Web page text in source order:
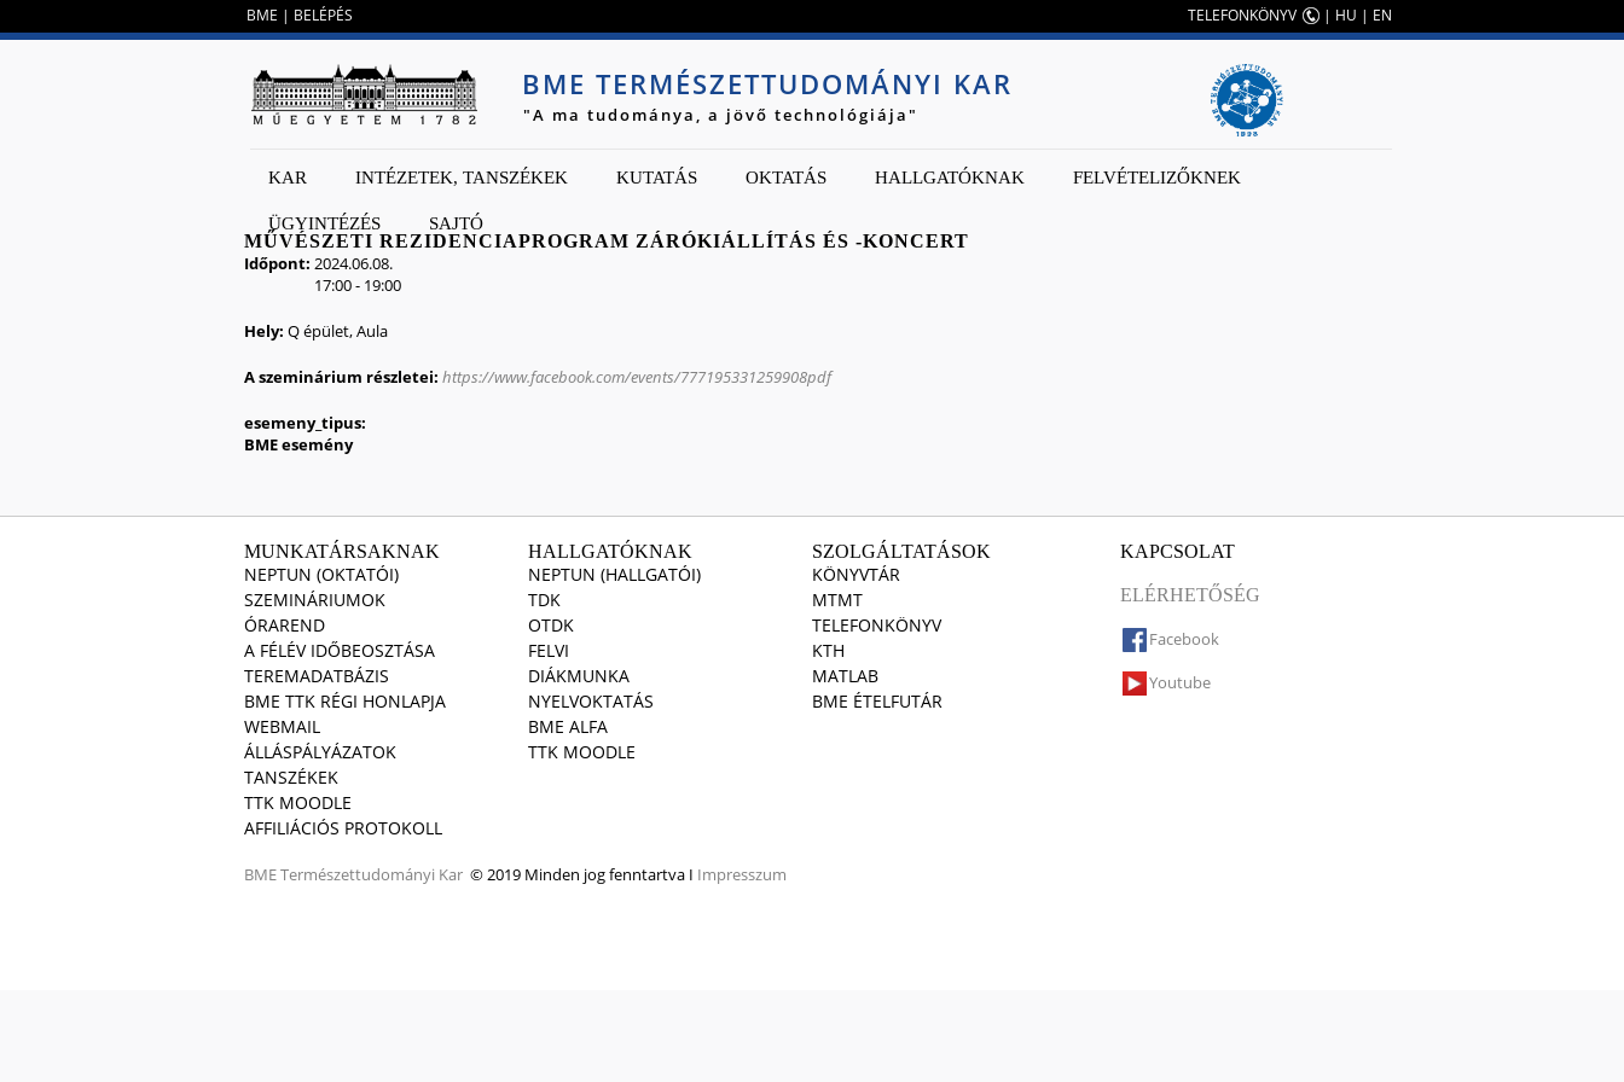
BME | BELÉPÉS TELEFONKÖNYV | HU | EN
BME TERMÉSZETTUDOMÁNYI KAR
"A ma tudománya, a jövő technológiája"
KAR INTÉZETEK, TANSZÉKEK KUTATÁS OKTATÁS HALLGATÓKNAK FELVÉTELIZŐKNEK
ÜGYINTÉZÉS SAJTÓ
MŰVÉSZETI REZIDENCIAPROGRAM ZÁRÓKIÁLLÍTÁS ÉS -KONCERT
Időpont: 2024.06.08.
17:00- 19:00
Hely: Q épület, Aula
A szeminárium részletei: https://www.facebook.com/events/777195331259908pdf
esemeny_tipus:
BME esemény
MUNKATÁRSAKNAK
NEPTUN (OKTATÓI)
SZEMINÁRIUMOK
ÓRAREND
A FÉLÉV IDŐBEOSZTÁSA
TEREMADATBÁZIS
BME TTK RÉGI HONLAPJA
WEBMAIL
ÁLLÁSPÁLYÁZATOK
TANSZÉKEK
TTK MOODLE
AFFILIÁCIÓS PROTOKOLL
BMETermészettudományi Kar © 2019 Minden jog fenntartva I Impresszum
HALLGATÓKNAK
NEPTUN (HALLGATÓI)
TDK
OTDK
FELVI
DIÁKMUNKA
NYELVOKTATÁS
BME ALFA
TTK MOODLE
SZOLGÁLTATÁSOK
KÖNYVTÁR
MTMT
TELEFONKÖNYV
KTH
MATLAB
BME ÉTELFUTÁR
KAPCSOLAT
ELÉRHETŐSÉG
Facebook
Youtube